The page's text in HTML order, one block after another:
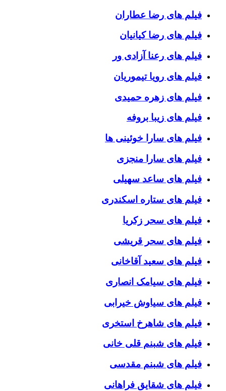
فیلم های رضا عطاران
فیلم های رضا کیانیان
فیلم های رعنا آزادی ور
فیلم های رویا تیموریان
فیلم های زهره حمیدی
فیلم های زیبا بروفه
فیلم های سارا خوئینی ها
فیلم های سارا منجزی
فیلم های ساعد سهیلی
فیلم های ستاره اسکندری
فیلم های سحر زکریا
فیلم های سحر قریشی
فیلم های سعید آقاخانی
فیلم های سیامک انصاری
فیلم های سیاوش خیرابی
فیلم های شاهرخ استخری
فیلم های شبنم قلی خانی
فیلم های شبنم مقدسی
فیلم های شقایق فراهانی